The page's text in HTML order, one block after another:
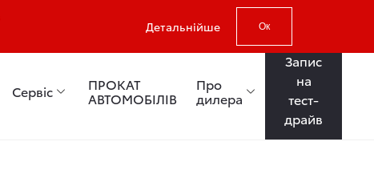
Детальнійше Ок
Сервіс ПРОКАТ
АВТОМОБІЛІВ
Про
дилера
Запис
на
тест-
драйв